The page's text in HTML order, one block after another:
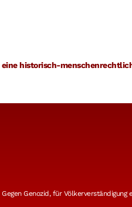
historisch-
Genozid, für Völkerverständigung